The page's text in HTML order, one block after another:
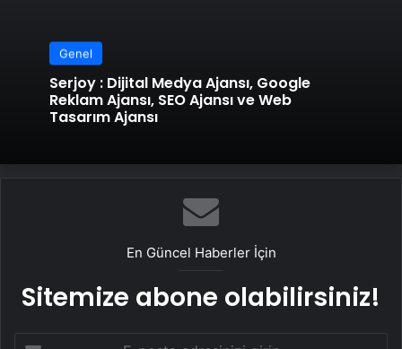
Genel
Serjoy : Dijital Medya Ajansı, Google
Reklam Ajansı, SEO Ajansı ve Web
Tasarım Ajansı
En Güncel Haberler İçin
Sitemize abone olabilirsiniz!